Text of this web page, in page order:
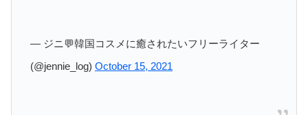
— ジニ💬韓国コスメに癒されたいフリーライター
(@jennie_log) October 15, 2021